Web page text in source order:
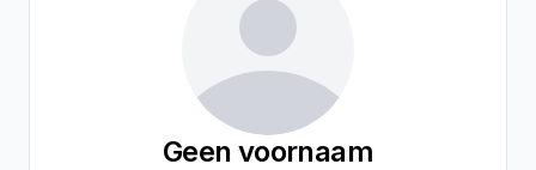
Geen voornaam